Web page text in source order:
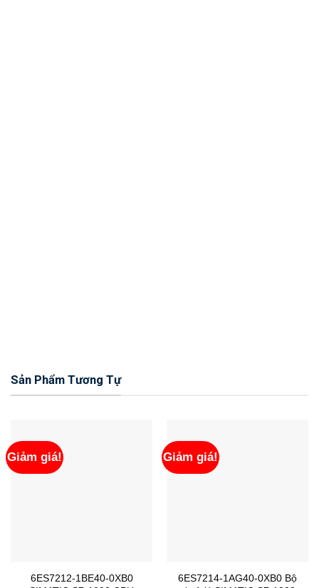
Sản Phẩm Tương Tự
Giảm giá!
6ES7212-1BE40-0XB0
Giảm giá!
6ES7214-1AG40-0XB0 Bộ